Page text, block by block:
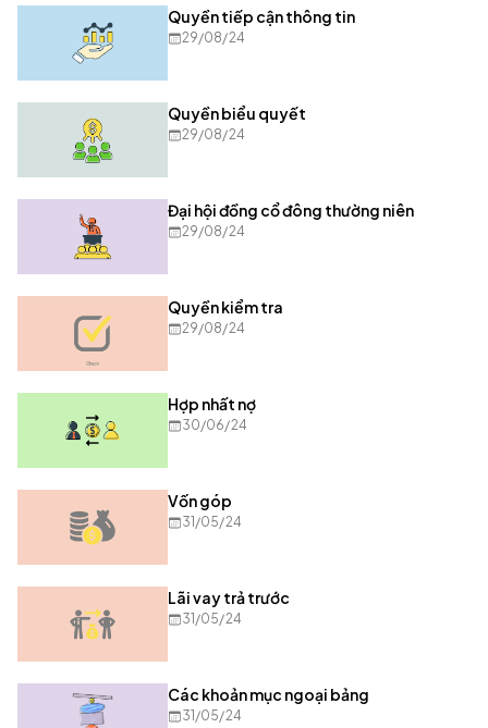
Quyền tiếp cận thông tin
29/08/24
Quyền biểu quyết
29/08/24
Đại hội đồng cổ đông thường niên
29/08/24
Quyền kiểm tra
29/08/24
Hợp nhất nợ
30/06/24
Vốn góp
31/05/24
Lãi vay trả trước
31/05/24
Các khoản mục ngoại bảng
31/05/24